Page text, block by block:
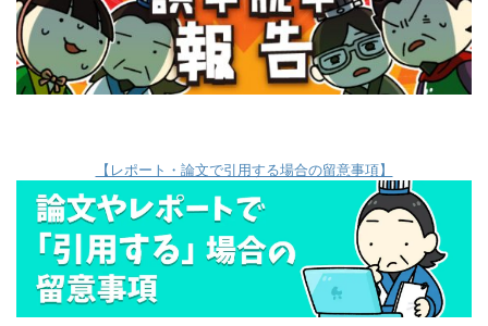
【レポート・論文で引用する場合の留意事項】